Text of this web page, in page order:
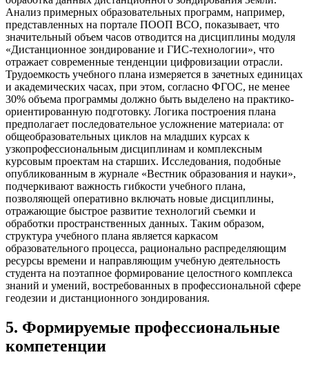
Анализ примерных образовательных программ, например,
представленных на портале ПООП ВСО, показывает, что
значительный объем часов отводится на дисциплины модуля
«Дистанционное зондирование и ГИС-технологии», что
отражает современные тенденции цифровизации отрасли.
Трудоемкость учебного плана измеряется в зачетных единицах
и академических часах, при этом, согласно ФГОС, не менее
30% объема программы должно быть выделено на практико-
ориентированную подготовку. Логика построения плана
предполагает последовательное усложнение материала: от
общеобразовательных циклов на младших курсах к
узкопрофессиональным дисциплинам и комплексным
курсовым проектам на старших. Исследования, подобные
опубликованным в журнале «Вестник образования и науки»,
подчеркивают важность гибкости учебного плана,
позволяющей оперативно включать новые дисциплины,
отражающие быстрое развитие технологий съемки и
обработки пространственных данных. Таким образом,
структура учебного плана является каркасом
образовательного процесса, рационально распределяющим
ресурсы времени и направляющим учебную деятельность
студента на поэтапное формирование целостного комплекса
знаний и умений, востребованных в профессиональной сфере
геодезии и дистанционного зондирования.
5. Формируемые профессиональные
компетенции